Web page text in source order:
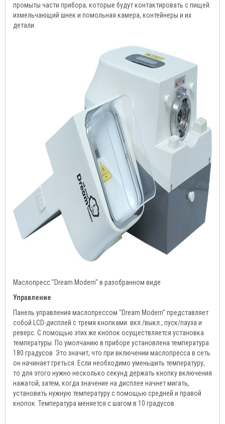
промыты части прибора, которые будут контактировать с пищей:
измельчающий шнек и помольная камера, контейнеры и их
детали.
Маслопресс "Dream Modern" в разобранном виде
Управление
Панель управления маслопрессом "Dream Modern" представляет
собой LCD-дисплей с тремя кнопками: вкл./выкл., пуск/пауза и
реверс. С помощью этих же кнопок осуществляется установка
температуры. По умолчанию в приборе установлена температура
180 градусов. Это значит, что при включении маслопресса в сеть
он начинает греться. Если необходимо уменьшить температуру,
то для этого нужно несколько секунд держать кнопку включения
нажатой, затем, когда значение на дисплее начнет мигать,
установить нужную температуру с помощью средней и правой
кнопок. Температура меняется с шагом в 10 градусов.